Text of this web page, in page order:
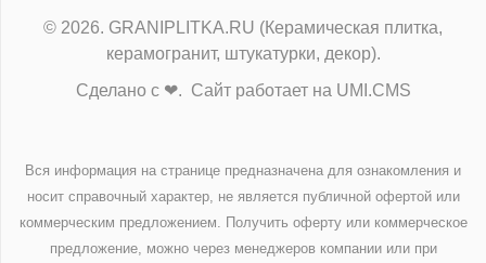
© 2026. GRANIPLITKA.RU (Керамическая плитка,
керамогранит, штукатурки, декор).
Сделано с ❤. Сайт работает на UMI.CMS
Вся информация на странице предназначена для ознакомления и
носит справочный характер, не является публичной офертой или
коммерческим предложением. Получить оферту или коммерческое
предложение, можно через менеджеров компании или при